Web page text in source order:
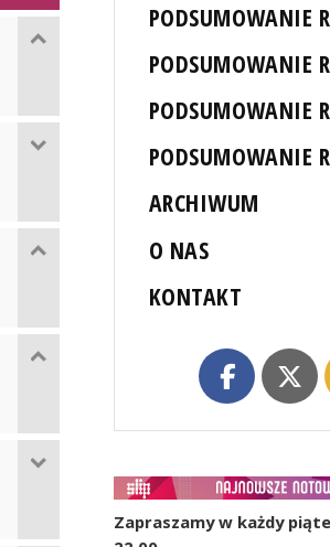
PODSUMOWANIE
PODSUMOWANIE
PODSUMOWANIE
PODSUMOWANIE
ARCHIWUM
O NAS
KONTAKT
Zapraszamy w każdy